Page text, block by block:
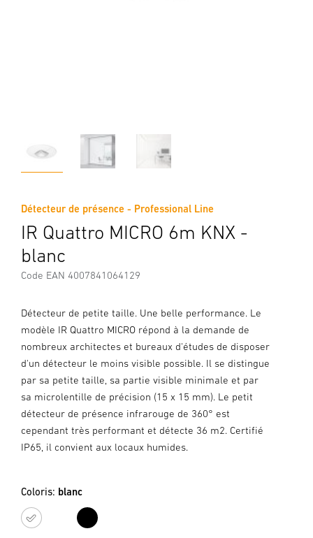
Détecteur de présence - Professional Line
IR Quattro MICRO 6m KNX -
blanc
Code EAN 4007841064129
Détecteur de petite taille. Une belle performance. Le
modèle IR Quattro MICRO répond à la demande de
nombreux architectes et bureaux d'études de disposer
d'un détecteur le moins visible possible. Il se distingue
par sa petite taille, sa partie visible minimale et par
sa microlentille de précision (15 x 15 mm). Le petit
détecteur de présence infrarouge de 360° est
cependant très performant et détecte 36 m2. Certifié
IP65, il convient aux locaux humides.
Coloris: blanc
blanc noir